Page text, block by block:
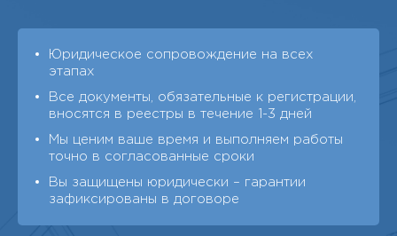
Юридическое сопровождение на всех
этапах
Все документы, обязательные к регистрации,
вносятся в реестры в течение 1-3 дней
Мы ценим ваше время и выполняем работы
точно в согласованные сроки
Вы защищены юридически – гарантии
зафиксированы в договоре